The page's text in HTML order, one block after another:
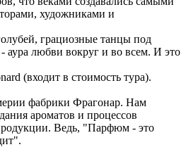
художниками и
грациозные танцы под
аура любви вокруг и во всем. И это
(входит в стоимость тура).
фабрики Фрагонар. Нам
ароматов и процессов
Ведь, "Парфюм - это